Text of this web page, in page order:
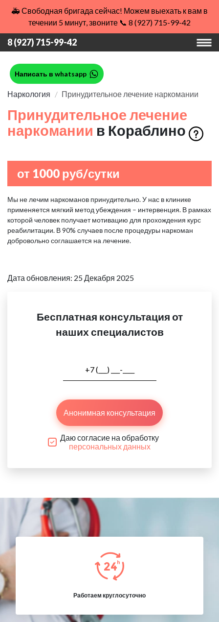
🚑 Свободная бригада сейчас! Можем выехать к вам в
течении 5 минут, звоните 📞 8 (927) 715-99-42
8 (927) 715-99-42
Написать в whatsapp
Наркология Принудительное лечение наркомании
Принудительное лечение
наркомании в Кораблино
от 1000 руб/сутки
Мы не лечим наркоманов принудительно. У нас в клинике
применяется мягкий метод убеждения – интервенция. В рамках
которой человек получает мотивацию для прохождения курс
реабилитации. В 90% случаев после процедуры наркоман
добровольно соглашается на лечение.
Дата обновления: 25 Декабря 2025
Бесплатная консультация от
наших специалистов
Анонимная консультация
Даю согласие на обработку
персональных данных
Работаем круглосуточно